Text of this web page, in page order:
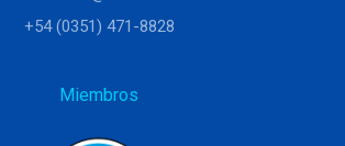
+54 (0351) 471-8828
Miembros